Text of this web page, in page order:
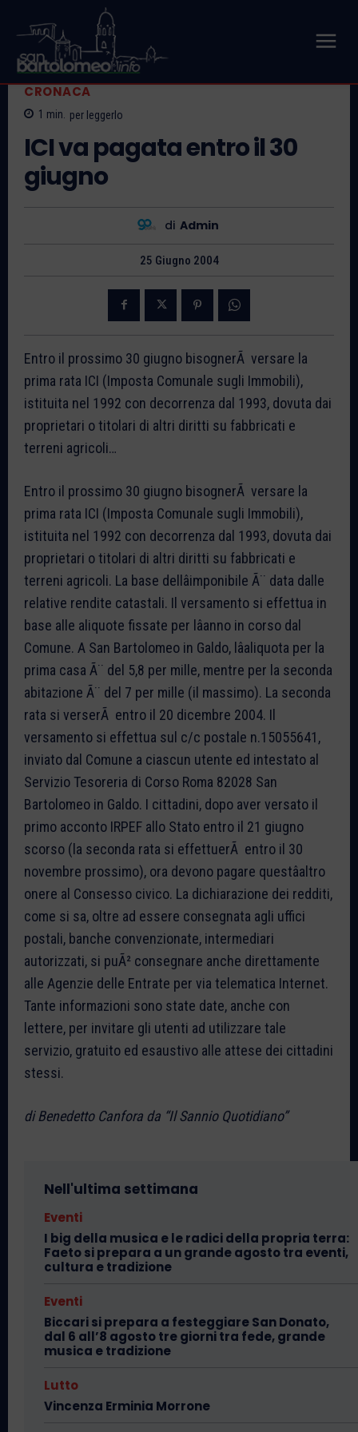
CRONACA
1 min. per leggerlo
ICI va pagata entro il 30
giugno
di Admin
25 Giugno 2004
Entro il prossimo 30 giugno bisognerÃ versare la
prima rata ICI (Imposta Comunale sugli Immobili),
istituita nel 1992 con decorrenza dal 1993, dovuta dai
proprietari o titolari di altri diritti su fabbricati e
terreni agricoli…
Entro il prossimo 30 giugno bisognerÃ versare la
prima rata ICI (Imposta Comunale sugli Immobili),
istituita nel 1992 con decorrenza dal 1993, dovuta dai
proprietari o titolari di altri diritti su fabbricati e
terreni agricoli. La base dellâimponibile Ã¨ data dalle
relative rendite catastali. Il versamento si effettua in
base alle aliquote fissate per lâanno in corso dal
Comune. A San Bartolomeo in Galdo, lâaliquota per la
prima casa Ã¨ del 5,8 per mille, mentre per la seconda
abitazione Ã¨ del 7 per mille (il massimo). La seconda
rata si verserÃ entro il 20 dicembre 2004. Il
versamento si effettua sul c/c postale n.15055641,
inviato dal Comune a ciascun utente ed intestato al
Servizio Tesoreria di Corso Roma 82028 San
Bartolomeo in Galdo. I cittadini, dopo aver versato il
primo acconto IRPEF allo Stato entro il 21 giugno
scorso (la seconda rata si effettuerÃ entro il 30
novembre prossimo), ora devono pagare questâaltro
onere al Consesso civico. La dichiarazione dei redditi,
come si sa, oltre ad essere consegnata agli uffici
postali, banche convenzionate, intermediari
autorizzati, si puÃ² consegnare anche direttamente
alle Agenzie delle Entrate per via telematica Internet.
Tante informazioni sono state date, anche con
lettere, per invitare gli utenti ad utilizzare tale
servizio, gratuito ed esaustivo alle attese dei cittadini
stessi.
di Benedetto Canfora da “Il Sannio Quotidiano”
Nell'ultima settimana
Eventi
I big della musica e le radici della propria terra:
Faeto si prepara a un grande agosto tra eventi,
cultura e tradizione
Eventi
Biccari si prepara a festeggiare San Donato,
dal 6 all’8 agosto tre giorni tra fede, grande
musica e tradizione
Lutto
Vincenza Erminia Morrone